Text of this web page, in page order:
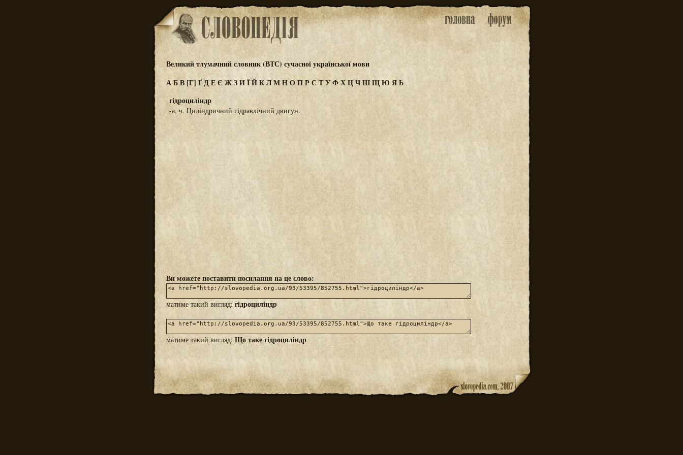
Великий тлумачний словник (ВТС) сучасної української мови
АБВ[Г] ҐДЕЄ ЖЗИЇЙКЛМНОПРС ТУФХЦЧШЩЮ ЯЬ
гідроциліндр
-а,ч. Циліндричний гідравлічний двигун.
Ви можете поставити посилання на це слово:
матиме такий вигляд: гідроциліндр
матиме такий вигляд:Що таке гідроциліндр